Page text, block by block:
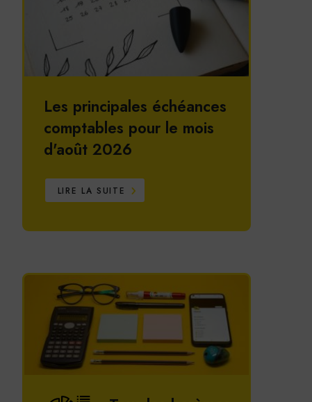
Les principales échéances
comptables pour le mois
d'août 2026
LIRE LA SUITE